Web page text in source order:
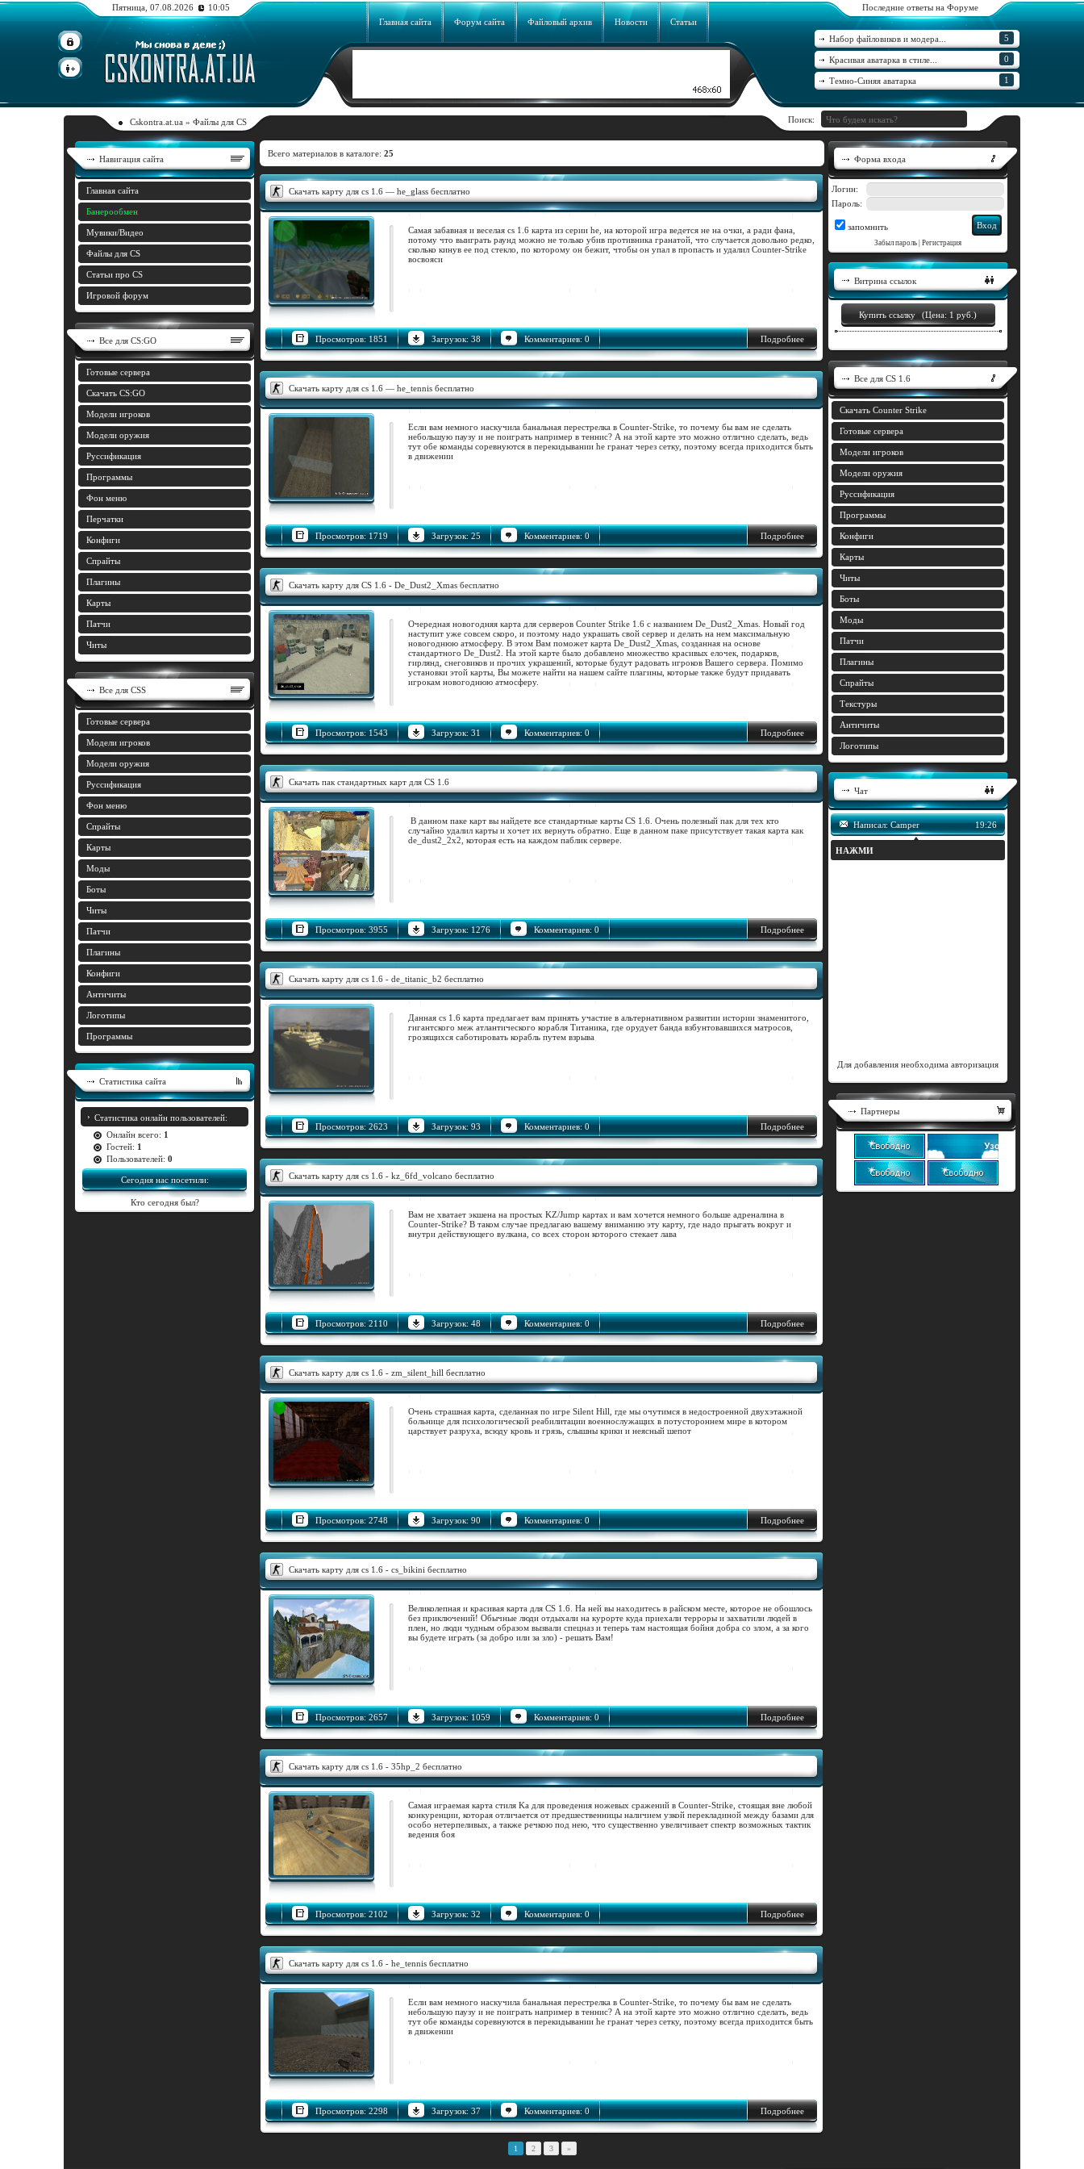
Пятница, 07.08.2026 10:05 Последние ответы на Форуме
5
Набор файловиков и модера...
0
Красивая аватарка в стиле...
1
Темно-Синяя аватарка
Главная сайта Форум сайта Файловый архив Новости Статьи
Cskontra.at.ua » Файлы для CS Поиск:
Навигация сайта
Главная сайта
Банерообмен
Мувики/Видео
Файлы для CS
Статьи про CS
Игровой форум
Все для CS:GO
Готовые сервера
Скачать CS:GO
Модели игроков
Модели оружия
Руссификация
Программы
Фон меню
Перчатки
Конфиги
Спрайты
Плагины
Карты
Патчи
Читы
Все для CSS
Готовые сервера
Модели игроков
Модели оружия
Руссификация
Фон меню
Спрайты
Карты
Моды
Боты
Читы
Патчи
Плагины
Конфиги
Античиты
Логотипы
Программы
Статистика сайта
Статистика онлайн пользователей:
Онлайн всего: 1
Гостей: 1
Пользователей: 0
Сегодня нас посетили:
Кто сегодня был?
Форма входа
Логин:
Пароль:
запомнить
Забыл пароль Регистрация
Витрина ссылок
Купить ссылку (Цена: 1 руб.)
Все для CS 1.6
Скачать Counter Strike
Готовые сервера
Модели игроков
Модели оружия
Руссификация
Программы
Конфиги
Карты
Читы
Боты
Моды
Патчи
Плагины
Спрайты
Текстуры
Античиты
Логотипы
Чат
Для добавления необходима авторизация
Партнеры
Всего материалов в каталоге: 25
Скачать карту для cs 1.6 — he_glass бесплатно
Самая забавная и веселая cs 1.6 карта из серии he, на которой игра ведется не на очки, а ради фана,
потому что выиграть раунд можно не только убив противника гранатой, что случается довольно редко,
сколько кинув ее под стекло, по которому он бежит, чтобы он упал в пропасть и удалил Counter-Strike
восвояси
Просмотров: 1851 Загрузок: 38 Комментариев: 0 Подробнее
Скачать карту для cs 1.6 — he_tennis бесплатно
Если вам немного наскучила банальная перестрелка в Counter-Strike, то почему бы вам не сделать
небольшую паузу и не поиграть например в теннис? А на этой карте это можно отлично сделать, ведь
тут обе команды соревнуются в перекидывании he гранат через сетку, поэтому всегда приходится быть
в движении
Просмотров: 1719 Загрузок: 25 Комментариев: 0 Подробнее
Скачать карту для CS 1.6 - De_Dust2_Xmas бесплатно
Очередная новогодняя карта для серверов Counter Strike 1.6 с названием De_Dust2_Xmas. Новый год
наступит уже совсем скоро, и поэтому надо украшать свой сервер и делать на нем максимальную
новогоднюю атмосферу. В этом Вам поможет карта De_Dust2_Xmas, созданная на основе
стандартного De_Dust2. На этой карте было добавлено множество красивых елочек, подарков,
гирлянд, снеговиков и прочих украшений, которые будут радовать игроков Вашего сервера. Помимо
установки этой карты, Вы можете найти на нашем сайте плагины, которые также будут придавать
игрокам новогоднюю атмосферу.
Просмотров: 1543 Загрузок: 31 Комментариев: 0 Подробнее
Скачать пак стандартных карт для CS 1.6
В данном паке карт вы найдете все стандартные карты CS 1.6. Очень полезный пак для тех кто
случайно удалил карты и хочет их вернуть обратно. Еще в данном паке присутствует такая карта как
de_dust2_2x2, которая есть на каждом паблик сервере.
Просмотров: 3955 Загрузок: 1276 Комментариев: 0 Подробнее
Скачать карту для cs 1.6 - de_titanic_b2 бесплатно
Данная cs 1.6 карта предлагает вам принять участие в альтернативном развитии истории знаменитого,
гигантского меж атлантического корабля Титаника, где орудует банда взбунтовавшихся матросов,
грозящихся саботировать корабль путем взрыва
Просмотров: 2623 Загрузок: 93 Комментариев: 0 Подробнее
Скачать карту для cs 1.6 - kz_6fd_volcano бесплатно
Вам не хватает экшена на простых KZ/Jump картах и вам хочется немного больше адреналина в
Counter-Strike? В таком случае предлагаю вашему вниманию эту карту, где надо прыгать вокруг и
внутри действующего вулкана, со всех сторон которого стекает лава
Просмотров: 2110 Загрузок: 48 Комментариев: 0 Подробнее
Скачать карту для cs 1.6 - zm_silent_hill бесплатно
Очень страшная карта, сделанная по игре Silent Hill, где мы очутимся в недостроенной двухэтажной
больнице для психологической реабилитации военнослужащих в потустороннем мире в котором
царствует разруха, всюду кровь и грязь, слышны крики и неясный шепот
Просмотров: 2748 Загрузок: 90 Комментариев: 0 Подробнее
Скачать карту для cs 1.6 - cs_bikini бесплатно
Великолепная и красивая карта для CS 1.6. На ней вы находитесь в райском месте, которое не обошлось
без приключений! Обычные люди отдыхали на курорте куда приехали терроры и захватили людей в
плен, но люди чудным образом вызвали спецназ и теперь там настоящая бойня добра со злом, а за кого
вы будете играть (за добро или за зло) - решать Вам!
Просмотров: 2657 Загрузок: 1059 Комментариев: 0 Подробнее
Скачать карту для cs 1.6 - 35hp_2 бесплатно
Самая играемая карта стиля Ka для проведения ножевых сражений в Counter-Strike, стоящая вне любой
конкуренции, которая отличается от предшественницы наличием узкой перекладиной между базами для
особо нетерпеливых, а также речкою под нею, что существенно увеличивает спектр возможных тактик
ведения боя
Просмотров: 2102 Загрузок: 32 Комментариев: 0 Подробнее
Скачать карту для cs 1.6 - he_tennis бесплатно
Если вам немного наскучила банальная перестрелка в Counter-Strike, то почему бы вам не сделать
небольшую паузу и не поиграть например в теннис? А на этой карте это можно отлично сделать, ведь
тут обе команды соревнуются в перекидывании he гранат через сетку, поэтому всегда приходится быть
в движении
Просмотров: 2298 Загрузок: 37 Комментариев: 0 Подробнее
1 2 3 »